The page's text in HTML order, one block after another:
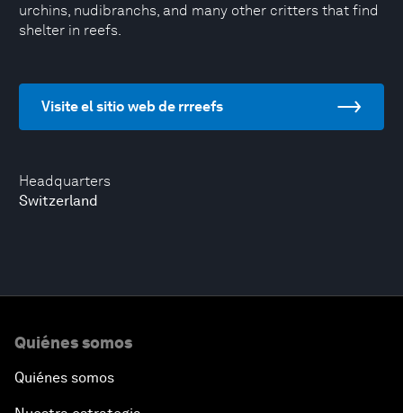
Headquarters
Switzerland
urchins, nudibranchs, and many other critters that find
shelter in reefs.
Visite el sitio web de rrreefs
Quiénes somos
Quiénes somos